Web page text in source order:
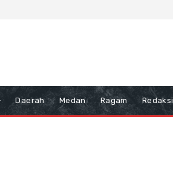
Daerah Medan Ragam Redaksi